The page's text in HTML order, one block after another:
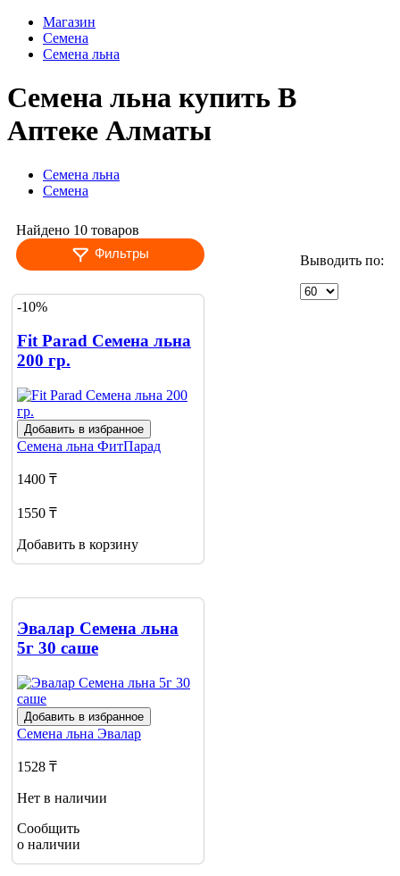
Магазин
Семена
Семена льна
Семена льна купить В
Аптеке Алматы
Семена льна
Семена
Найдено 10 товаров
Фильтры
Выводить по:
-10%
Fit Parad Семена льна
200 гр.
Добавить в избранное
Семена льна ФитПарад
1400 ₸
1550 ₸
Добавить в корзину
Эвалар Семена льна
5г 30 саше
Добавить в избранное
Семена льна Эвалар
1528 ₸
Нет в наличии
Сообщить
о наличии